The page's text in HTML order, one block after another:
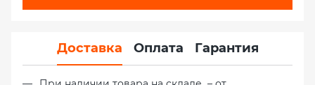
Доставка Оплата Гарантия